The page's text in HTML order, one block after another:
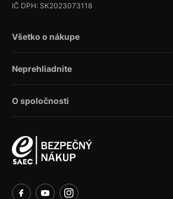
IČ DPH: SK2023073118
Všetko o nákupe
Neprehliadnite
O spoločnosti